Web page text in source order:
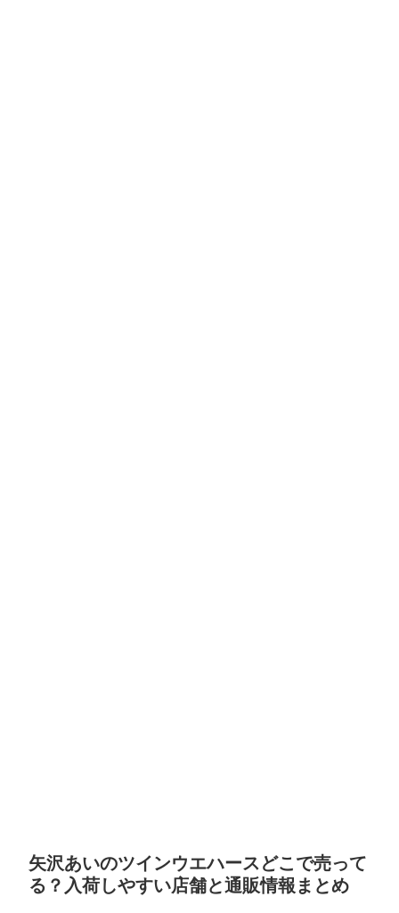
矢沢あいのツインウエハースどこで売って
る？入荷しやすい店舗と通販情報まとめ